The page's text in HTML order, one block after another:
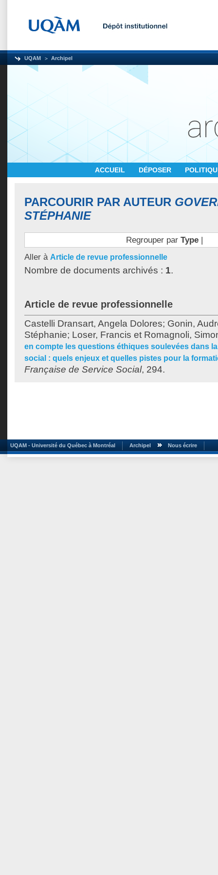
UQAM Archipel
ACCUEIL DÉPOSER
PARCOURIR PAR AUTEUR
STÉPHANIE
Regrouper par Type|
Aller à Article de revue professionnelle
Nombre de documents archivés : 1.
Article de revue professionnelle
Castelli Dransart, Angela Dolores; Gonin,
Stéphanie; Loser, Francis et Romagnoli,
en compte les questions éthiques soulevées dans
social : quels enjeux et quelles pistes pour la
Française de Service Social, 294.
UQAM - Université du Québec à Montréal Archipel Nous écrire